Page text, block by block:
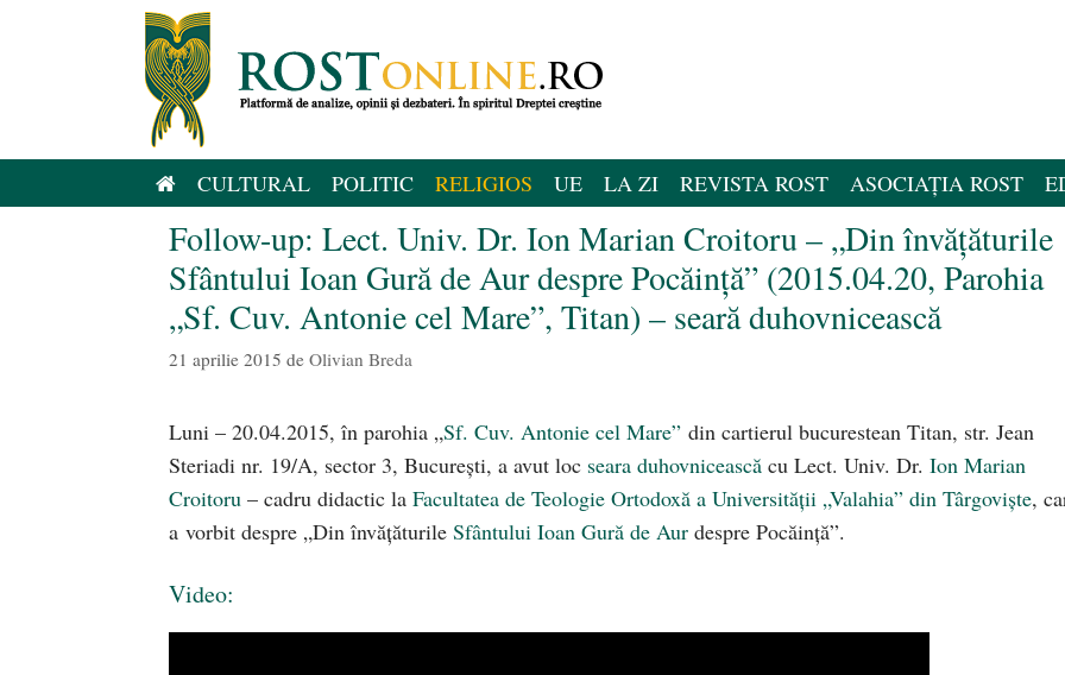
CULTURAL POLITIC RELIGIOS UE LA ZI REVISTA ROST ASOCIAȚIA ROST
Follow-up: Lect. Univ. Dr. Ion Marian Croitoru – „Din învăţăturile
Sfântului Ioan Gură de Aur despre Pocăință” (2015.04.20, Parohia
„Sf. Cuv. Antonie cel Mare”, Titan) – seară duhovnicească
21 aprilie 2015 de Olivian Breda
Luni – 20.04.2015, în parohia „Sf. Cuv. Antonie cel Mare” din cartierul bucurestean Titan, str. Jean
Steriadi nr. 19/A, sector 3, București, a avut loc seara duhovnicească cu Lect. Univ. Dr. Ion Marian
Croitoru – cadru didactic la Facultatea de Teologie Ortodoxă a Universității „Valahia” din Târgoviște,
a vorbit despre „Din învăţăturile Sfântului Ioan Gură de Aur despre Pocăință”.
Video: